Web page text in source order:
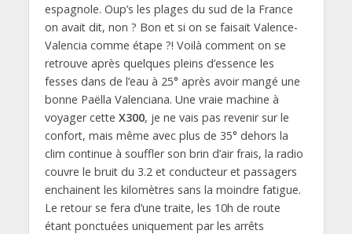
espagnole. Oup’s les plages du sud de la France
on avait dit, non ? Bon et si on se faisait Valence-
Valencia comme étape ?! Voilà comment on se
retrouve après quelques pleins d’essence les
fesses dans de l’eau à 25° après avoir mangé une
bonne Paëlla Valenciana. Une vraie machine à
voyager cette X300, je ne vais pas revenir sur le
confort, mais même avec plus de 35° dehors la
clim continue à souffler son brin d’air frais, la radio
couvre le bruit du 3.2 et conducteur et passagers
enchainent les kilomètres sans la moindre fatigue.
Le retour se fera d’une traite, les 10h de route
étant ponctuées uniquement par les arrêts